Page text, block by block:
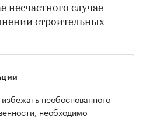
несчастного случае
строительных
необоснованного
необходимо